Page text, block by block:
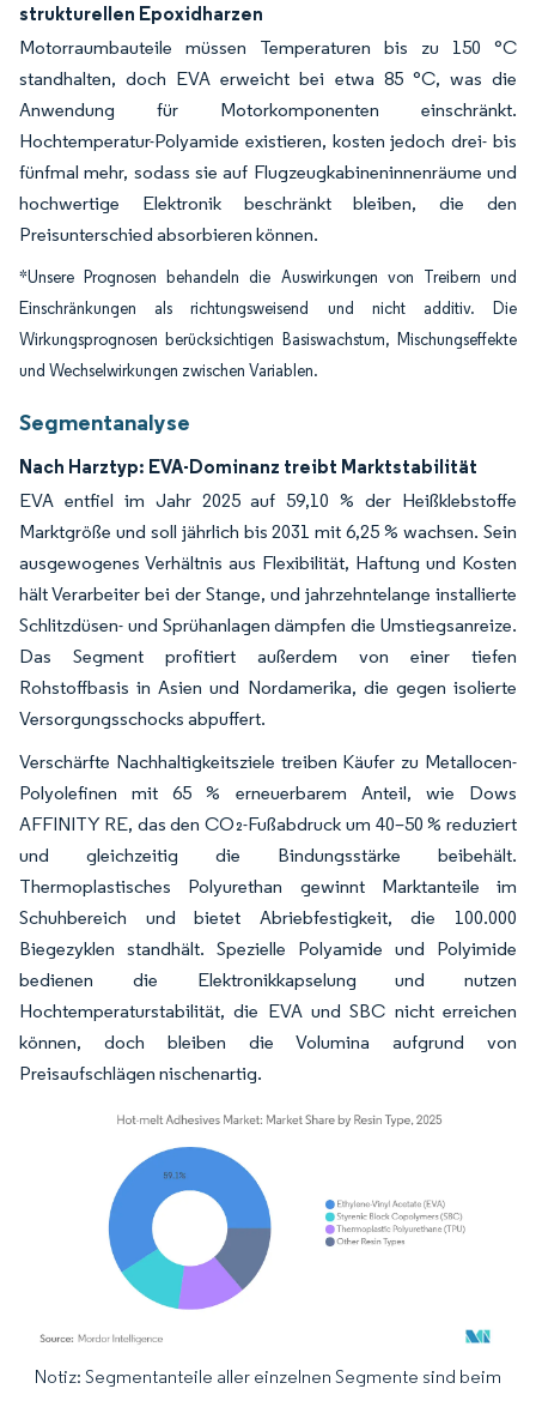
strukturellen Epoxidharzen
Motorraumbauteile müssen Temperaturen bis zu 150 °C
standhalten, doch EVA erweicht bei etwa 85 °C, was die
Anwendung für Motorkomponenten einschränkt.
Hochtemperatur-Polyamide existieren, kosten jedoch drei- bis
fünfmal mehr, sodass sie auf Flugzeugkabineninnenräume und
hochwertige Elektronik beschränkt bleiben, die den
Preisunterschied absorbieren können.
*Unsere Prognosen behandeln die Auswirkungen von Treibern und
Einschränkungen als richtungsweisend und nicht additiv. Die
Wirkungsprognosen berücksichtigen Basiswachstum, Mischungseffekte
und Wechselwirkungen zwischen Variablen.
Segmentanalyse
Nach Harztyp: EVA-Dominanz treibt Marktstabilität
EVA entfiel im Jahr 2025 auf 59,10 % der Heißklebstoffe
Marktgröße und soll jährlich bis 2031 mit 6,25 % wachsen. Sein
ausgewogenes Verhältnis aus Flexibilität, Haftung und Kosten
hält Verarbeiter bei der Stange, und jahrzehntelange installierte
Schlitzdüsen- und Sprühanlagen dämpfen die Umstiegsanreize.
Das Segment profitiert außerdem von einer tiefen
Rohstoffbasis in Asien und Nordamerika, die gegen isolierte
Versorgungsschocks abpuffert.
Verschärfte Nachhaltigkeitsziele treiben Käufer zu Metallocen-
Polyolefinen mit 65 % erneuerbarem Anteil, wie Dows
AFFINITY RE, das den CO₂-Fußabdruck um 40–50 % reduziert
und gleichzeitig die Bindungsstärke beibehält.
Thermoplastisches Polyurethan gewinnt Marktanteile im
Schuhbereich und bietet Abriebfestigkeit, die 100.000
Biegezyklen standhält. Spezielle Polyamide und Polyimide
bedienen die Elektronikkapselung und nutzen
Hochtemperaturstabilität, die EVA und SBC nicht erreichen
können, doch bleiben die Volumina aufgrund von
Preisaufschlägen nischenartig.
Bild © Mordor Intelligence. Wiederverwendung erfordert Namensnennung
Notiz: Segmentanteile aller einzelnen Segmente sind beim